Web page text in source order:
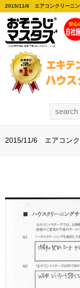
2015/11/6 エアコンクリーニ
2015/11/6 エアコン